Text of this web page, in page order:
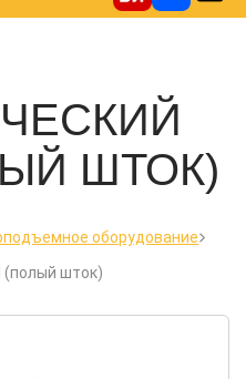
ШТОК)
оборудование
шток)